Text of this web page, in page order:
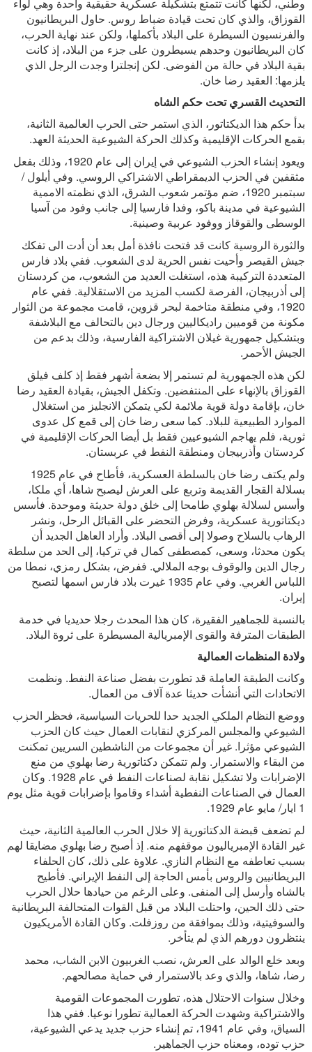
القوزاق، والذي كان تحت قيادة ضباط روس. حاول البريطانيون
والفرنسيون السيطرة على البلاد بأكملها، ولكن عند نهاية الحرب،
كان البريطانيون وحدهم يسيطرون على جزء من البلاد، إذ كانت
بقية البلاد في حالة من الفوضى. لكن إنجلترا وجدت الرجل الذي
يلزمها: العقيد رضا خان.
التحديث القسري تحت حكم الشاه
بدأ حكم هذا الديكتاتور، الذي استمر حتى الحرب العالمية الثانية،
بقمع الحركات الإقليمية وكذلك الحركة الشيوعية الحديثة العهد.
ويعود إنشاء الحزب الشيوعي في إيران إلى عام 1920، وذلك بفعل
مثقفين في الحزب الديمقراطي الاشتراكي الروسي. وفي أيلول /
سبتمبر 1920، ضم مؤتمر شعوب الشرق، الذي نظمته الاممية
الشيوعية في مدينة باكو، وفدا فارسيا إلى جانب وفود من آسيا
الوسطى والقوقاز ووفود عربية وصينية.
والثورة الروسية كانت قد فتحت نافذة أمل بعد أن أدت الى تفكك
جيش القيصر وأحيت نفس الحرية لدى الشعوب. ففي بلاد فارس
المتعددة التركيبة هذه، استغلت العديد من الشعوب، من كردستان
إلى أذربيجان، الفرصة لكسب المزيد من الاستقلالية. ففي عام
1920، وفي منطقة متاخمة لبحر قزوين، قامت مجموعة من الثوار
مكونة من قوميين راديكاليين ورجال دين بالتحالف مع البلاشفة
وبتشكيل جمهورية غيلان الاشتراكية الفارسية، وذلك بدعم من
الجيش الأحمر.
لكن هذه الجمهورية لم تستمر إلا بضعة أشهر فقط إذ كلف فيلق
القوزاق بالإنهاء على المنتفضين. وتكفل الجيش، بقيادة العقيد رضا
خان، بإقامة دولة قوية ملائمة لكي يتمكن الانجليز من استغلال
الموارد الطبيعية للبلاد. كما سعى رضا خان إلى قمع كل عدوى
ثورية، فلم يهاجم الشيوعيين فقط بل أيضا الحركات الإقليمية في
كردستان وأذربيجان ومنطقة النفط في عربستان.
ولم يكتف رضا خان بالسلطة العسكرية، فأطاح في عام 1925
بسلالة القجار القديمة وتربع على العرش ليصبح شاها، أي ملكا،
وأسس لسلالة بهلوي طامحا إلى خلق دولة حديثة وموحدة. فأسس
ديكتاتورية عسكرية، وفرض التحضر على القبائل الرحل، ونشر
الرهاب بالسلاح وصولا إلى أقصى البلاد. وأراد العاهل الجديد أن
يكون محدثا، وسعى، كمصطفى كمال في تركيا، إلى الحد من سلطة
رجال الدين والوقوف بوجه الملالي. ففرض، بشكل رمزي، نمطا من
اللباس الغربي. وفي عام 1935 غيرت بلاد فارس اسمها لتصبح
إيران.
بالنسبة للجماهير الفقيرة، كان هذا المحدث رجلا حديديا في خدمة
الطبقات المترفة والقوى الإمبريالية المسيطرة على ثروة البلاد.
ولادة المنظمات العمالية
وكانت الطبقة العاملة قد تطورت بفضل صناعة النفط. ونظمت
الاتحادات التي أنشأت حديثا عدة آلاف من العمال.
ووضع النظام الملكي الجديد حدا للحريات السياسية، فحظر الحزب
الشيوعي والمجلس المركزي لنقابات العمال حيث كان الحزب
الشيوعي مؤثرا. غير أن مجموعات من الناشطين السريين تمكنت
من البقاء والاستمرار. ولم تتمكن دكتاتورية رضا بهلوي من منع
الإضرابات ولا تشكيل نقابة لصناعات النفط في عام 1928. وكان
العمال في الصناعات النفطية أشداء وقاموا بإضرابات قوية مثل يوم
1 ايار/ مايو عام 1929.
لم تضعف قبضة الدكتاتورية إلا خلال الحرب العالمية الثانية، حيث
غير القادة الإمبرياليون موقفهم منه. إذ أصبح رضا بهلوي مضايقا لهم
بسبب تعاطفه مع النظام النازي. علاوة على ذلك، كان الحلفاء
البريطانيين والروس بأمس الحاجة إلى النفط الإيراني. فأطيح
بالشاه وأرسل إلى المنفى. وعلى الرغم من حيادها حلال الحرب
حتى ذلك الحين، واحتلت البلاد من قبل القوات المتحالفة البريطانية
والسوفيتية، وذلك بموافقة من روزفلت. وكان القادة الأمريكيون
ينتظرون دورهم الذي لم يتأخر.
وبعد خلع الوالد على العرش، نصب الغربيون الابن الشاب، محمد
رضا، شاها، والذي وعد بالاستمرار في حماية مصالحهم.
وخلال سنوات الاحتلال هذه، تطورت المجموعات القومية
والاشتراكية وشهدت الحركة العمالية تطورا نوعيا. ففي هذا
السياق، وفي عام 1941، تم إنشاء حزب جديد يدعي الشيوعية،
حزب توده، ومعناه حزب الجماهير.